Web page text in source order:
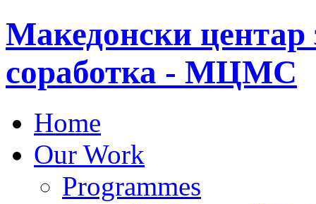
Македонски центар
соработка - МЦМС
Home
Our Work
Programmes